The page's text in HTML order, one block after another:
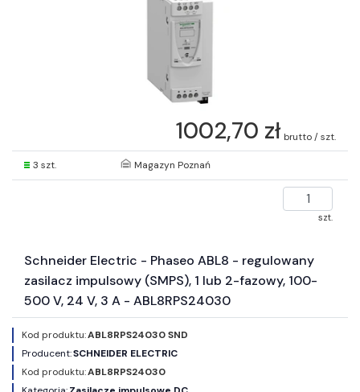
1002,70 zł brutto / szt.
3 szt. Magazyn Poznań
szt.
Schneider Electric - Phaseo ABL8 - regulowany
zasilacz impulsowy (SMPS), 1 lub 2-fazowy, 100-
500 V, 24 V, 3 A - ABL8RPS24030
Kod produktu:ABL8RPS24030 SND
Producent:SCHNEIDER ELECTRIC
Kod produktu:ABL8RPS24030